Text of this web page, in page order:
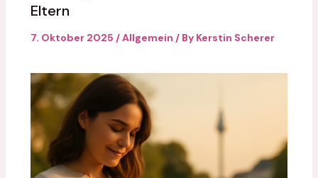
Eltern
7. Oktober 2025 /Allgemein / By Kerstin Scherer